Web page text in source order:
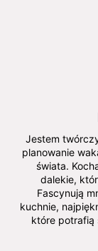
Jestem
planowanie
świata.
dalekie,
Fascynują
kuchnie,
które potrafią